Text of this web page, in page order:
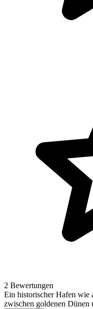
2 Bewertungen
Ein historischer Hafen wie
zwischen goldenen Dünen